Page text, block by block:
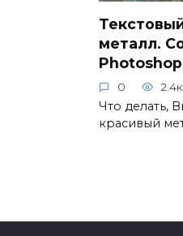
металл.
0 2.4к.
Что делать,
красивый